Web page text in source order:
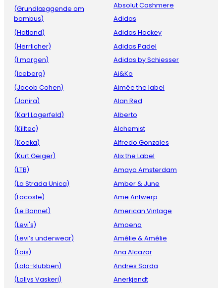
(Grundlæggende om
bambus)
(Hatland)
(Herrlicher)
(I morgen)
(Iceberg)
(Jacob Cohen)
(Janira)
(Karl Lagerfeld)
(Killtec)
(Koeka)
(Kurt Geiger)
(LTB)
(La Strada Unica)
(Lacoste)
(Le Bonnet)
(Levi's)
(Levi’s underwear)
(Lois)
(Lola-klubben)
(Lollys Vaskeri)
Absolut Cashmere
Adidas
Adidas Hockey
Adidas Padel
Adidas by Schiesser
Ai&Ko
Aimée the label
Alan Red
Alberto
Alchemist
Alfredo Gonzales
Alix the Label
Amaya Amsterdam
Amber & June
Ame Antwerp
American Vintage
Amoena
Amélie & Amélie
Ana Alcazar
Andres Sarda
Anerkjendt